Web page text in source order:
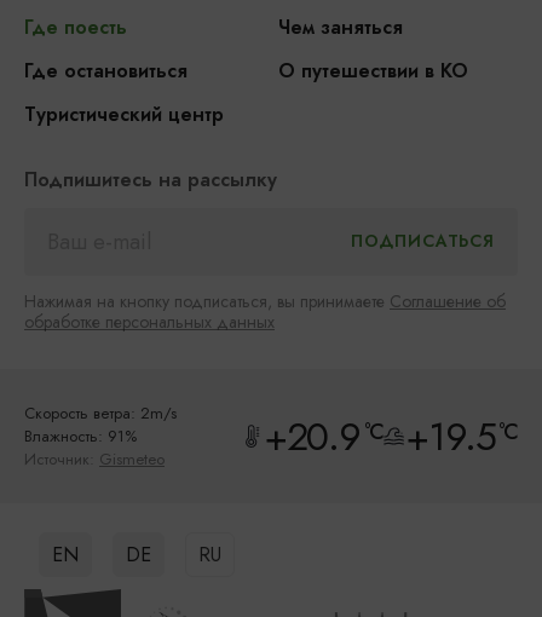
Где поесть
Чем заняться
Где остановиться
О путешествии в КО
Туристический центр
Подпишитесь на рассылку
Нажимая на кнопку подписаться, вы принимаете Соглашение об
обработке персональных данных
Скорость ветра: 2m/s
Влажность: 91%
Источник: Gismeteo +20.9°C +19.5°C
EN DE RU